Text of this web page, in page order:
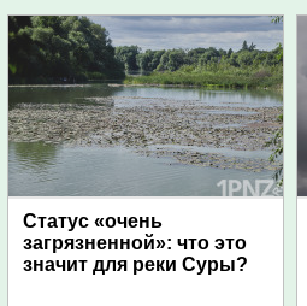
Статус «очень
загрязненной»: что это
значит для реки Суры?